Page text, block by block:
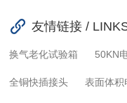
友情链接 /
换气老化试验箱 50KN
全铜快插接头 表面体积